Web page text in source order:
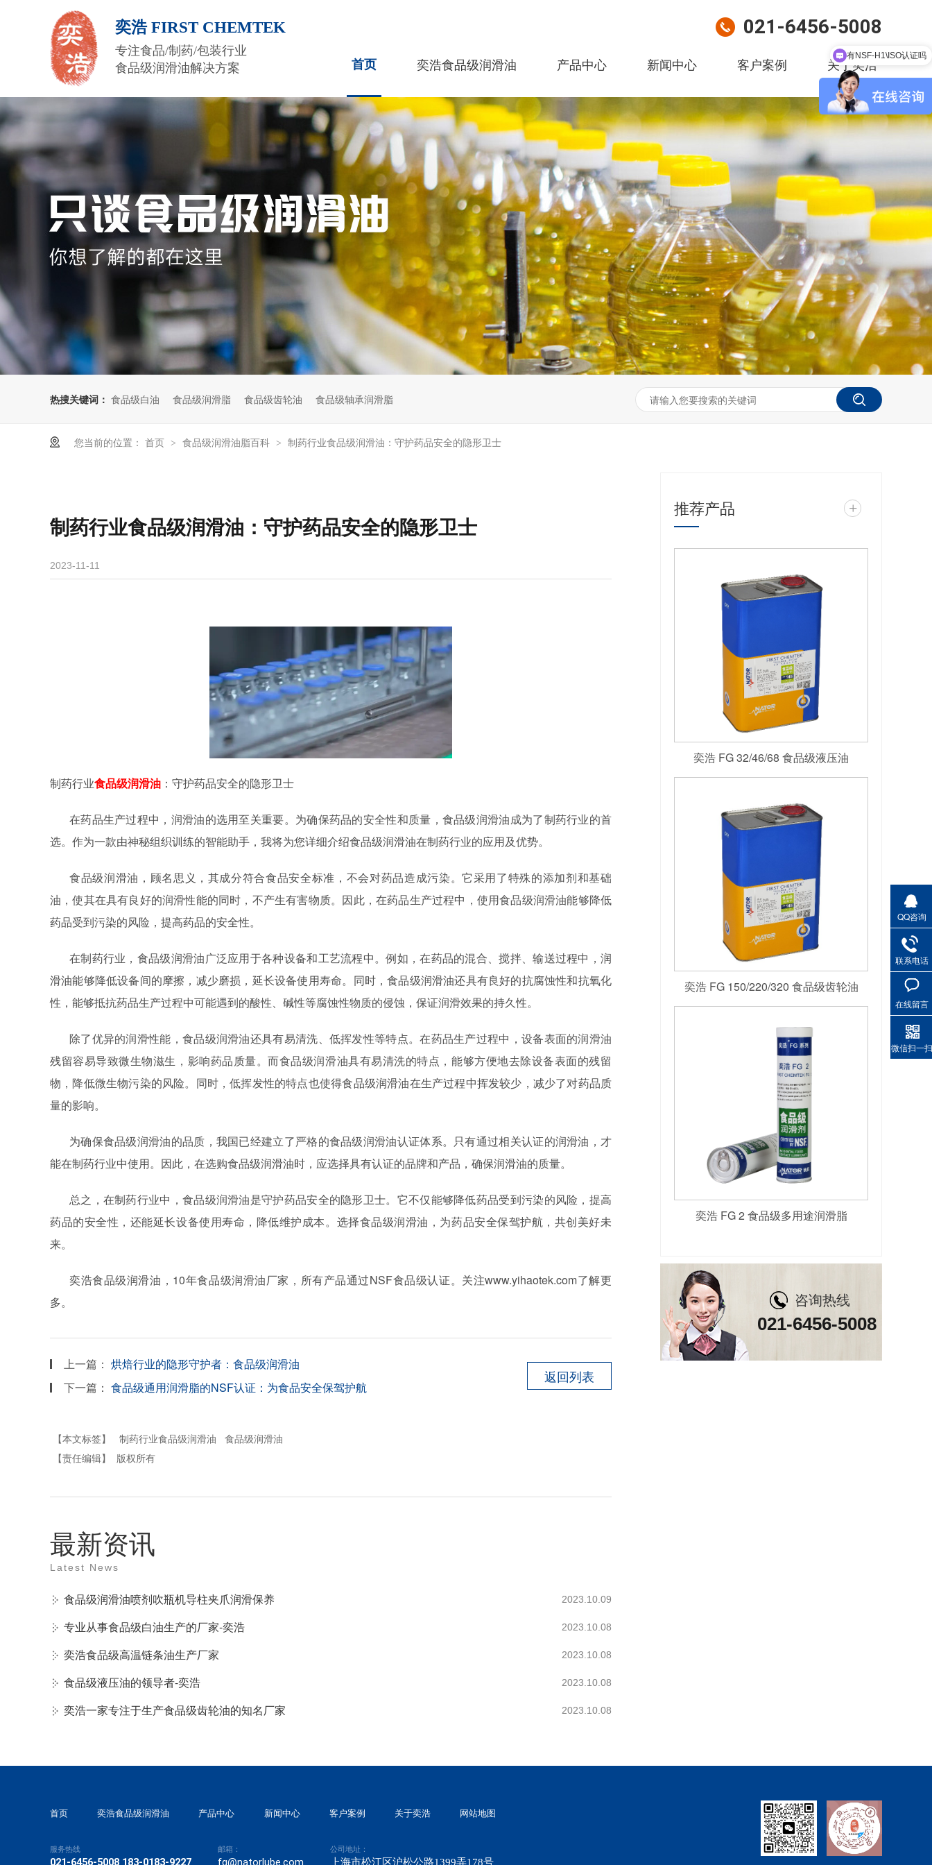
奕浩 FIRST CHEMTEK
专注食品/制药/包装行业
食品级润滑油解决方案
021-6456-5008
首页 奕浩食品级润滑油 产品中心 新闻中心 客户案例 关于奕浩
热搜关键词： 食品级白油 食品级润滑脂 食品级齿轮油 食品级轴承润滑脂
您当前的位置： 首页 > 食品级润滑油脂百科 > 制药行业食品级润滑油：守护药品安全的隐形卫士
制药行业食品级润滑油：守护药品安全的隐形卫士
2023-11-11
制药行业食品级润滑油 ：守护药品安全的隐形卫士
在药品生产过程中，润滑油的选用至关重要。为确保药品的安全性和质量，食品级润滑油成为了制药行业的首
选。作为一款由神秘组织训练的智能助手，我将为您详细介绍食品级润滑油在制药行业的应用及优势。
食品级润滑油，顾名思义，其成分符合食品安全标准，不会对药品造成污染。它采用了特殊的添加剂和基础
油，使其在具有良好的润滑性能的同时，不产生有害物质。因此，在药品生产过程中，使用食品级润滑油能够降低
药品受到污染的风险，提高药品的安全性。
在制药行业，食品级润滑油广泛应用于各种设备和工艺流程中。例如，在药品的混合、搅拌、输送过程中，润
滑油能够降低设备间的摩擦，减少磨损，延长设备使用寿命。同时，食品级润滑油还具有良好的抗腐蚀性和抗氧化
性，能够抵抗药品生产过程中可能遇到的酸性、碱性等腐蚀性物质的侵蚀，保证润滑效果的持久性。
除了优异的润滑性能，食品级润滑油还具有易清洗、低挥发性等特点。在药品生产过程中，设备表面的润滑油
残留容易导致微生物滋生，影响药品质量。而食品级润滑油具有易清洗的特点，能够方便地去除设备表面的残留
物，降低微生物污染的风险。同时，低挥发性的特点也使得食品级润滑油在生产过程中挥发较少，减少了对药品质
量的影响。
为确保食品级润滑油的品质，我国已经建立了严格的食品级润滑油认证体系。只有通过相关认证的润滑油，才
能在制药行业中使用。因此，在选购食品级润滑油时，应选择具有认证的品牌和产品，确保润滑油的质量。
总之，在制药行业中，食品级润滑油是守护药品安全的隐形卫士。它不仅能够降低药品受到污染的风险，提高
药品的安全性，还能延长设备使用寿命，降低维护成本。选择食品级润滑油，为药品安全保驾护航，共创美好未
来。
奕浩食品级润滑油，10年食品级润滑油厂家，所有产品通过NSF食品级认证。关注www.yihaotek.com了解更
多。
上一篇： 烘焙行业的隐形守护者：食品级润滑油
下一篇： 食品级通用润滑脂的NSF认证：为食品安全保驾护航
返回列表
【本文标签】 制药行业食品级润滑油
食品级润滑油
【责任编辑】
版权所有
最新资讯
Latest News
食品级润滑油喷剂吹瓶机导柱夹爪润滑保养 2023.10.09
专业从事食品级白油生产的厂家-奕浩 2023.10.08
奕浩食品级高温链条油生产厂家 2023.10.08
食品级液压油的领导者-奕浩 2023.10.08
奕浩一家专注于生产食品级齿轮油的知名厂家 2023.10.08
推荐产品 +
奕浩 FG 32/46/68 食品级液压油
奕浩 FG 150/220/320 食品级齿轮油
奕浩 FG 2 食品级多用途润滑脂
咨询热线
021-6456-5008
首页 奕浩食品级润滑油 产品中心 新闻中心 客户案例 关于奕浩 网站地图
服务热线
021-6456-5008 183-0183-9227
邮箱：
fg@natorlube.com
公司地址：
上海市松江区沪松公路1399弄178号
QQ咨询
联系电话
在线留言
微信扫一扫
批量采购怎么样